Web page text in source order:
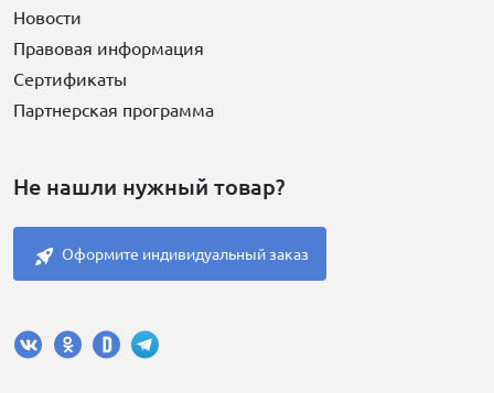
Новости
Правовая информация
Сертификаты
Партнерская программа
Не нашли нужный товар?
Оформите индивидуальный заказ